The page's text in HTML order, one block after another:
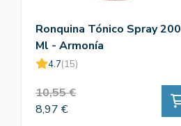
Ronquina Tónico Spray 200
Ml - Armonía
4.7(15)
10,55 €
8,97 €